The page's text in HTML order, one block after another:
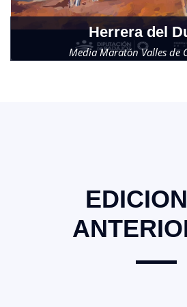
Herrera del
Media Maratón Valles de